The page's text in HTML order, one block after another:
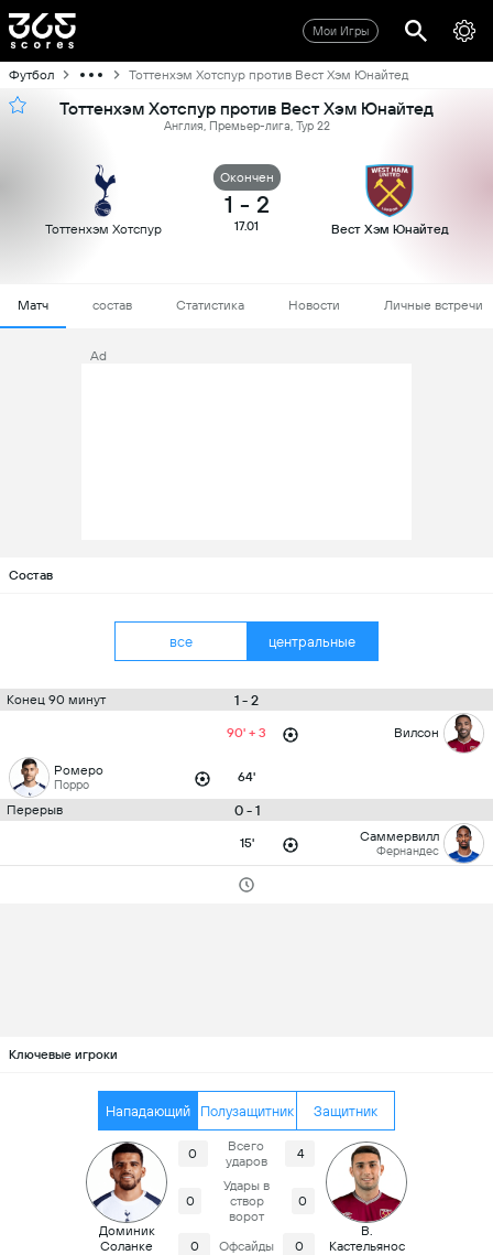
Мои Игры
Футбол Тоттенхэм Хотспур против Вест Хэм Юнайтед
Тоттенхэм Хотспур против Вест Хэм Юнайтед
Англия, Премьер-лига, Тур 22
Тоттенхэм Хотспур
Oкончен
1 - 2
17.01 Вест Хэм Юнайтед
Матч состав Статистика Новости Личные встречи
Ad
Состав
все центральные
Конец 90 минут 1 - 2
90' + 3 Вилсон
Ромеро
Порро 64'
Перерыв 0 - 1
15' Саммервилл
Фернандес
Ключевые игроки
Нападающий Полузащитник Защитник
Доминик
Соланке
0
Всего
ударов
4
0
Удары в
створ
ворот
0
0 Офсайды 0
В.
Кастельянос